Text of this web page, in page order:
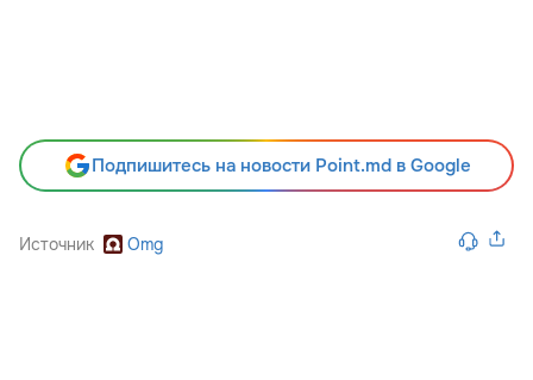
Подпишитесь на новости Point.md в Google
Источник Omg